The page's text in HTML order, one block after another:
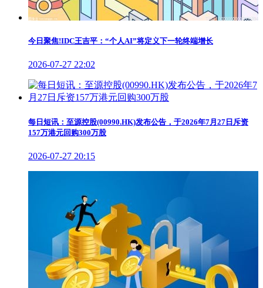
今日聚焦!IDC王吉平：“个人AI”将定义下一轮终端增长
2026-07-27 22:02
每日短讯：至源控股(00990.HK)发布公告，于2026年7月27日斥资
157万港元回购300万股
2026-07-27 20:15